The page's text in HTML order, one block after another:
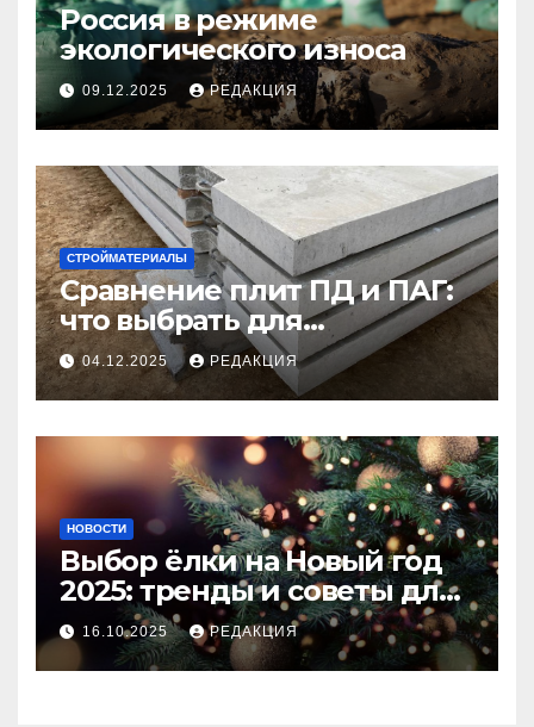
Россия в режиме
экологического износа
09.12.2025 РЕДАКЦИЯ
СТРОЙМАТЕРИАЛЫ
Сравнение плит ПД и ПАГ:
что выбрать для
долговечного и прочного
покрытия
04.12.2025 РЕДАКЦИЯ
НОВОСТИ
Выбор ёлки на Новый год
2025: тренды и советы для
идеального праздника
16.10.2025 РЕДАКЦИЯ